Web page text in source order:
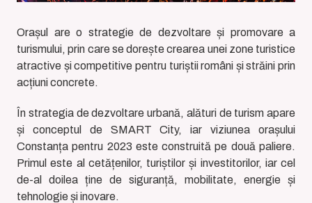
Orașul are o strategie de dezvoltare și promovare a
turismului, prin care se dorește crearea unei zone turistice
atractive și competitive pentru turiștii români și străini prin
acțiuni concrete.
În strategia de dezvoltare urbană, alături de turism apare
și conceptul de SMART City, iar viziunea orașului
Constanța pentru 2023 este construită pe două paliere.
Primul este al cetățenilor, turiștilor și investitorilor, iar cel
de-al doilea ține de siguranță, mobilitate, energie și
tehnologie și inovare.